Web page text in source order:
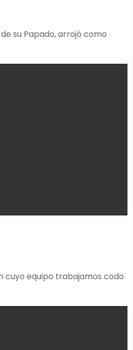
su Papado, arrojó como
cuyo equipo trabajamos codo